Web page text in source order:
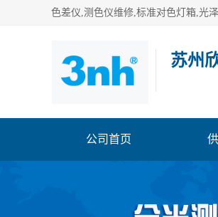
色差仪,测色仪维修,标准对色灯箱,光
苏州
公司首页